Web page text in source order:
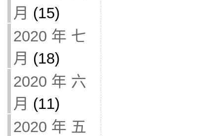
月 (15)
2020 年 七
月 (18)
2020 年 六
月 (11)
2020 年 五